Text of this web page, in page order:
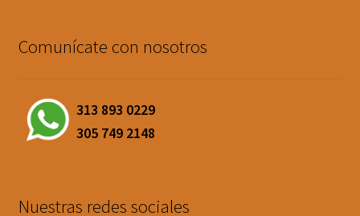
Comunícate con nosotros
313 893 0229
305 749 2148
Nuestras redes sociales